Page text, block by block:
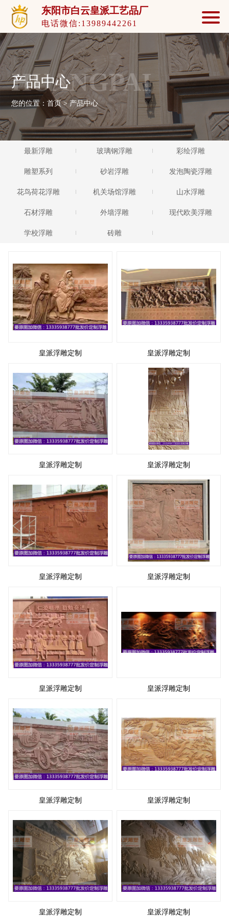
东阳市白云皇派工艺品厂
电话微信:13989442261
HUANGPAI
产品中心
您的位置：首页>产品中心
最新浮雕 玻璃钢浮雕 彩绘浮雕
雕塑系列 砂岩浮雕 发泡陶瓷浮雕
花鸟荷花浮雕 机关场馆浮雕 山水浮雕
石材浮雕 外墙浮雕 现代欧美浮雕
学校浮雕 砖雕
皇派浮雕定制 皇派浮雕定制
皇派浮雕定制 皇派浮雕定制
皇派浮雕定制 皇派浮雕定制
皇派浮雕定制 皇派浮雕定制
皇派浮雕定制 皇派浮雕定制
皇派浮雕定制 皇派浮雕定制